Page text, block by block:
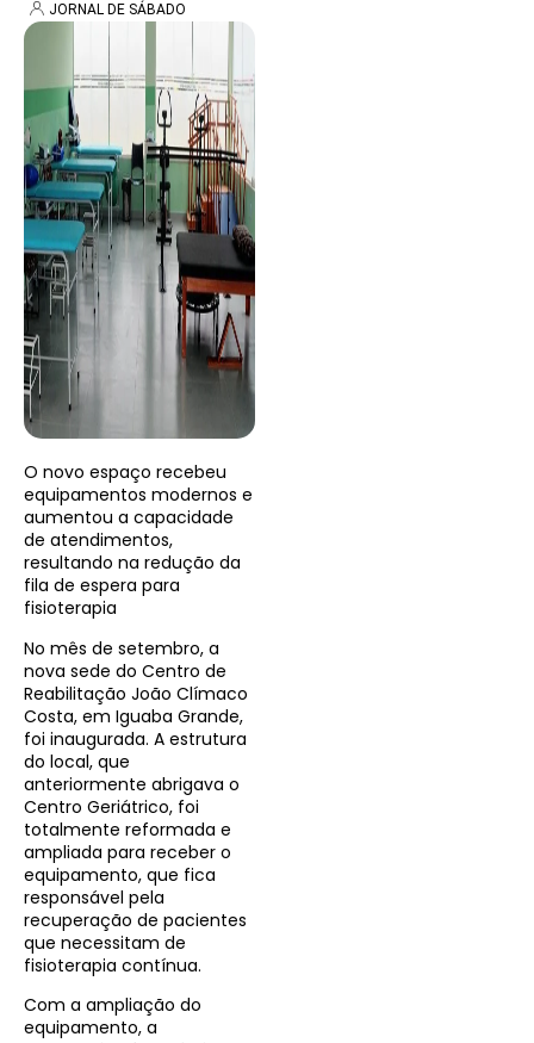
JORNAL DE SÁBADO
O novo espaço recebeu
equipamentos modernos e
aumentou a capacidade
de atendimentos,
resultando na redução da
fila de espera para
fisioterapia
No mês de setembro, a
nova sede do Centro de
Reabilitação João Clímaco
Costa, em Iguaba Grande,
foi inaugurada. A estrutura
do local, que
anteriormente abrigava o
Centro Geriátrico, foi
totalmente reformada e
ampliada para receber o
equipamento, que fica
responsável pela
recuperação de pacientes
que necessitam de
fisioterapia contínua.
Com a ampliação do
equipamento, a